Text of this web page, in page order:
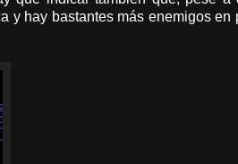
y hay bastantes más enemigos en